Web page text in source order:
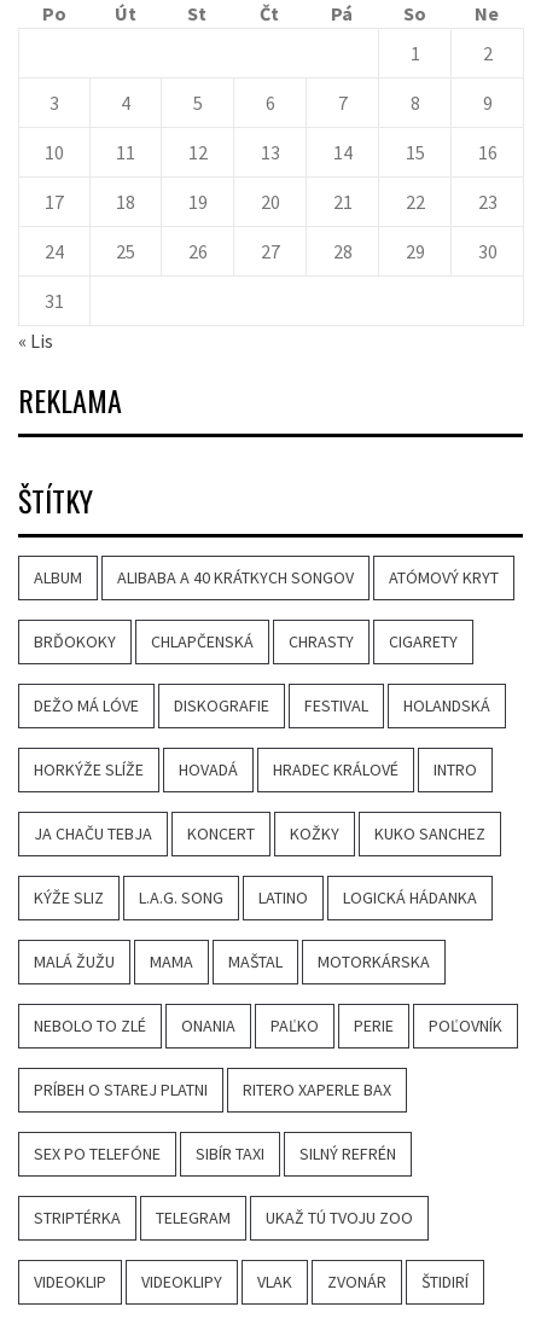
Po
Út St Čt Pá So
Ne
1
2
3 4 5 6 7 8 9
10 11 12 13 14 15 16
17 18 19 20 21 22 23
24 25 26 27 28 29 30
31
« Lis
REKLAMA
ŠTÍTKY
ALBUM ALIBABA A 40 KRÁTKYCH SONGOV ATÓMOVÝ KRYT
BRĎOKOKY CHLAPČENSKÁ CHRASTY CIGARETY
DEŽO MÁ LÓVE DISKOGRAFIE FESTIVAL HOLANDSKÁ
HORKÝŽE SLÍŽE HOVADÁ HRADEC KRÁLOVÉ INTRO
JA CHAČU TEBJA KONCERT KOŽKY KUKO SANCHEZ
KÝŽE SLIZ L.A.G. SONG LATINO LOGICKÁ HÁDANKA
MALÁ ŽUŽU MAMA MAŠTAL MOTORKÁRSKA
NEBOLO TO ZLÉ ONANIA PAĽKO PERIE POĽOVNÍK
PRÍBEH O STAREJ PLATNI RITERO XAPERLE BAX
SEX PO TELEFÓNE SIBÍR TAXI SILNÝ REFRÉN
STRIPTÉRKA TELEGRAM UKAŽ TÚ TVOJU ZOO
VIDEOKLIP VIDEOKLIPY VLAK ZVONÁR ŠTIDIRÍ